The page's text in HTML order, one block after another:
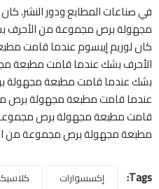
في صناعات المطابع ودور النشر.
مجهولة برص مجموعة من الأحرف
كان لوريم إيبسوم عندما قامت
الأحرف بشك عندما قامت مطبعة
بشك عندما قامت مطبعة
قامت مطبعة مجهولة برص
مطبعة مجهولة برص مجموعة من
Tags: إكسسوارات